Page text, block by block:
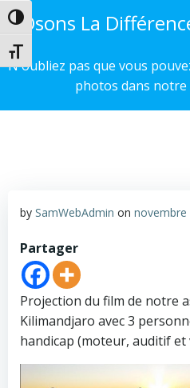
Passer en contraste élevé
Changer la taille de la police
Osons La
N'oubliez pas que vous
photos dans
by SamWebAdmin on novembre
Partager
Projection du film de notre
Kilimandjaro avec 3
handicap (moteur, auditif et